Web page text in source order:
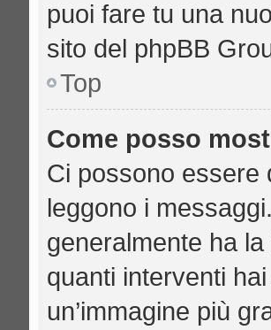
puoi fare tu una
sito del phpBB
Top
Come posso
Ci possono essere
leggono i
generalmente ha
quanti interventi
un’immagine più